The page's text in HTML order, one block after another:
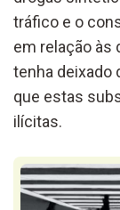
tráfico e o
em relação às
tenha deixado
que estas
ilícitas.